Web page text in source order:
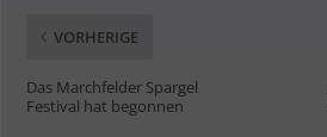
VORHERIGE
Das Marchfelder Spargel
Festival hat begonnen